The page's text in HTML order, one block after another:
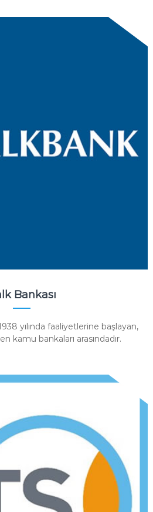
Bankası
yılında faaliyetlerine başlayan,
kamu bankaları arasındadır.